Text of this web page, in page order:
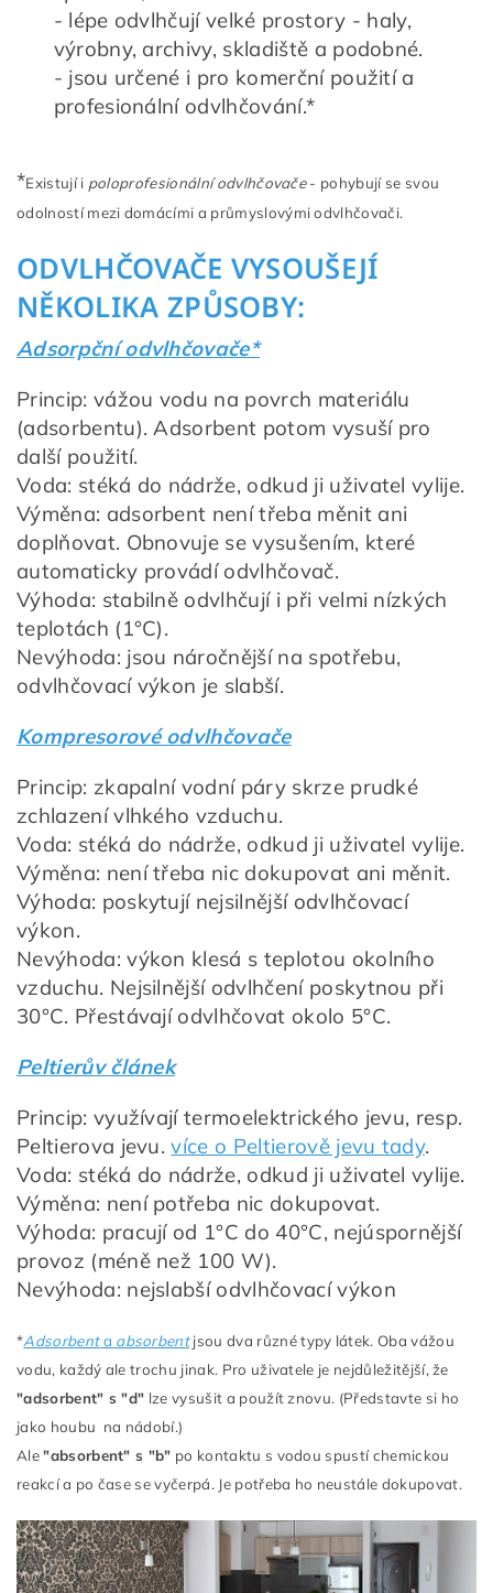
- lépe odvlhčují velké prostory - haly,
výrobny, archivy, skladiště a podobné.
- jsou určené i pro komerční použití a
profesionální odvlhčování.*
*Existují i poloprofesionální odvlhčovače- pohybují se svou
odolností mezi domácími a průmyslovými odvlhčovači.
ODVLHČOVAČE VYSOUŠEJÍ
NĚKOLIKA ZPŮSOBY:
Adsorpční odvlhčovače*
Princip: vážou vodu na povrch materiálu
(adsorbentu). Adsorbent potom vysuší pro
další použití.
Voda: stéká do nádrže, odkud ji uživatel vylije.
Výměna: adsorbent není třeba měnit ani
doplňovat. Obnovuje se vysušením, které
automaticky provádí odvlhčovač.
Výhoda: stabilně odvlhčují i při velmi nízkých
teplotách (1°C).
Nevýhoda: jsou náročnější na spotřebu,
odvlhčovací výkon je slabší.
Kompresorové odvlhčovače
Princip: zkapalní vodní páry skrze prudké
zchlazení vlhkého vzduchu.
Voda: stéká do nádrže, odkud ji uživatel vylije.
Výměna: není třeba nic dokupovat ani měnit.
Výhoda: poskytují nejsilnější odvlhčovací
výkon.
Nevýhoda: výkon klesá s teplotou okolního
vzduchu. Nejsilnější odvlhčení poskytnou při
30°C. Přestávají odvlhčovat okolo 5°C.
Peltierův článek
Princip: využívají termoelektrického jevu, resp.
Peltierova jevu.více o Peltierově jevu tady.
Voda: stéká do nádrže, odkud ji uživatel vylije.
Výměna: není potřeba nic dokupovat.
Výhoda: pracují od 1°C do 40°C, nejúspornější
provoz (méně než 100 W).
Nevýhoda: nejslabší odvlhčovací výkon
*Adsorbenta absorbentjsou dva různé typy látek. Oba vážou
vodu, každý ale trochu jinak. Pro uživatele je nejdůležitější, že
"adsorbent" s "d" lze vysušit a použít znovu. (Představte si ho
jako houbu na nádobí.)
Ale"absorbent" s "b" po kontaktu s vodou spustí chemickou
reakcí a po čase se vyčerpá. Je potřeba ho neustále dokupovat.